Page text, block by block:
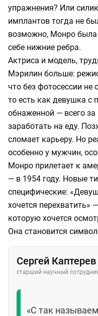
упражнения? Или
имплантов тогда не
возможно, Монро была
себе нижние ребра.
Актриса и модель,
Мэрилин больше:
что без фотосессии не
то есть как девушка с
обнаженной — всего
заработать на еду.
сломает карьеру. Но
особенно у мужчин,
Монро прилетает к
— в 1954 году. Новые
специфические:
хочется перехватить»
которую хочется
Она становится
Сергей Каптерев
старший научный
«С так